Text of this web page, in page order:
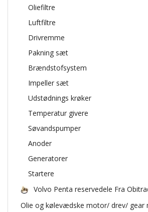
Oliefiltre
Luftfiltre
Drivremme
Pakning sæt
Brændstofsystem
Impeller sæt
Udstødnings krøker
Temperatur givere
Søvandspumper
Anoder
Generatorer
Startere
Volvo Penta reservedele Fra
Olie og kølevædske motor/ drev/ gear